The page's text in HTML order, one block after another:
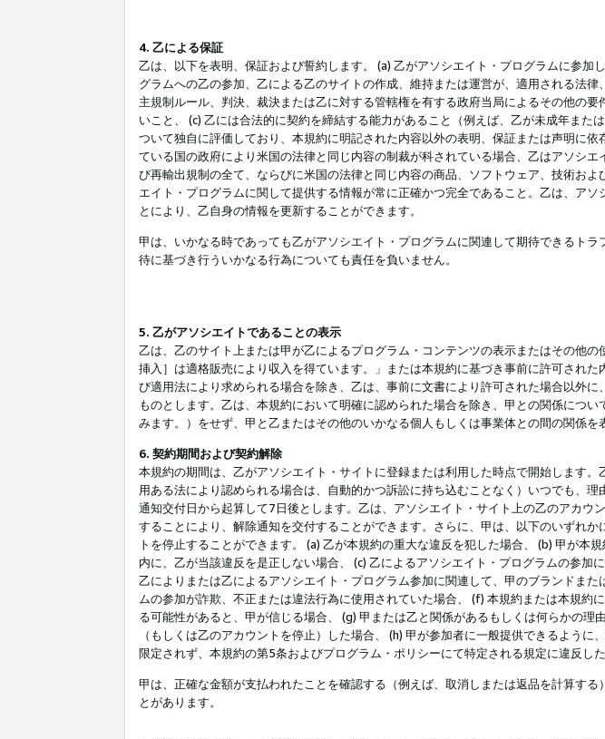
4. 乙による保証
乙は、以下を表明、保証および誓約します。 (a) 乙がアソシエイト・プログラムに参
グラムへの乙の参加、乙による乙のサイトの作成、維持または運営が、適用される法
主規制ルール、判決、裁決または乙に対する管轄権を有する政府当局によるその他の
いこと、 (c) 乙には合法的に契約を締結する能力があること（例えば、乙が未成年ま
ついて独自に評価しており、本規約に明記された内容以外の表明、保証または声明に
ている国の政府により米国の法律と同じ内容の制裁が科されている場合、乙はアソシ
び再輸出規制の全て、ならびに米国の法律と同じ内容の商品、ソフトウェア、技術お
エイト・プログラムに関して提供する情報が常に正確かつ完全であること。乙は、ア
とにより、乙自身の情報を更新することができます。
甲は、いかなる時であっても乙がアソシエイト・プログラムに関連して期待できるト
待に基づき行ういかなる行為についても責任を負いません。
5. 乙がアソシエイトであることの表示
乙は、乙のサイト上または甲が乙によるプログラム・コンテンツの表示またはその他
挿入］は適格販売により収入を得ています。」または本規約に基づき事前に許可され
び適用法により求められる場合を除き、乙は、事前に文書により許可された場合以外
ものとします。乙は、本規約において明確に認められた場合を除き、甲との関係につ
みます。）をせず、甲と乙またはその他のいかなる個人もしくは事業体との間の関係を
6. 契約期間および契約解除
本規約の期間は、乙がアソシエイト・サイトに登録または利用した時点で開始します
用ある法により認められる場合は、自動的かつ訴訟に持ち込むことなく）いつでも、
通知交付日から起算して7日後とします。乙は、アソシエイト・サイト上の乙のアカ
することにより、解除通知を交付することができます。さらに、甲は、以下のいずれ
トを停止することができます。 (a) 乙が本規約の重大な違反を犯した場合、 (b) 甲が
内に、乙が当該違反を是正しない場合、 (c) 乙によるアソシエイト・プログラムの参
乙によりまたは乙によるアソシエイト・プログラム参加に関連して、甲のブランドま
ムの参加が詐欺、不正または違法行為に使用されていた場合、 (f) 本規約または本規
る可能性があると、甲が信じる場合、 (g) 甲または乙と関係があるもしくは何らかの
（もしくは乙のアカウントを停止）した場合、 (h) 甲が参加者に一般提供できるよう
限定されず、本規約の第5条およびプログラム・ポリシーにて特定される規定に違反し
甲は、正確な金額が支払われたことを確認する（例えば、取消しまたは返品を計算す
とがあります。